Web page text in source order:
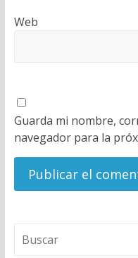
Web
Guarda mi nombre,
navegador para la